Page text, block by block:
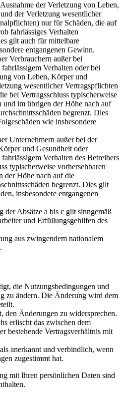
der Verletzung von Leben,
der Verletzung wesentlicher
nur für Schäden, die auf
fahrlässiges Verhalten
gilt auch für mittelbare
entgangenen Gewinn.
Verbrauchern außer bei
Verhalten oder bei
von Leben, Körper und
wesentlicher Vertragspflichten
bei Vertragsschluss typischerweise
und im übrigen der Höhe nach auf
begrenzt. Dies
wie insbesondere
Unternehmern außer bei der
und Gesundheit oder
Verhalten des Betreibers
typischerweise vorhersehbaren
der Höhe nach auf die
begrenzt. Dies gilt
insbesondere entgangenen
der Absätze a bis c gilt sinngemäß
und Erfüllungsgehilfen des
aus zwingendem nationalem
die Nutzungsbedingungen und
zu ändern. Die Änderung wird dem
den Änderungen zu widersprechen.
erlischt das zwischen dem
bestehende Vertragsverhältnis mit
anerkannt und verbindlich, wenn
zugestimmt hat.
mit Ihren persönlichen Daten sind